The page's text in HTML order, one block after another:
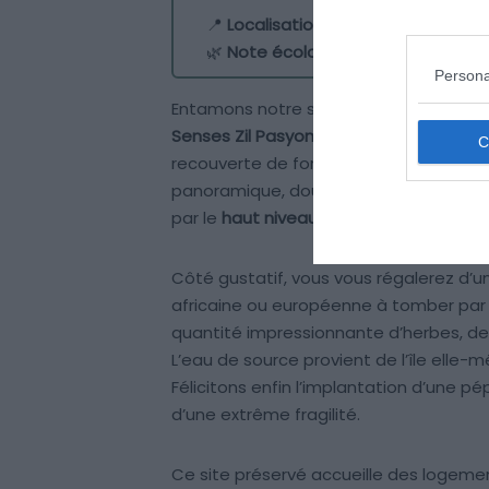
📍 Localisation :
🌿 Note écologique :
Entamons notre sélection des plus
Senses Zil Pasyon . Il se trouve sur la
recouverte de forêts. Le complexe
panoramique, douche extérieure et
par le haut niveau de confort
Côté gustatif, vous vous régalerez
africaine ou européenne à tomber
quantité impressionnante d’herbes,
L’eau de source provient de l’île
Félicitons enfin l’implantation d’une
d’une extrême fragilité.
Ce site préservé accueille des